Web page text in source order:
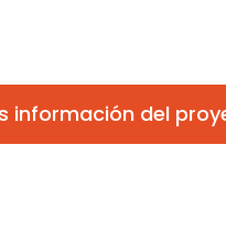
información del